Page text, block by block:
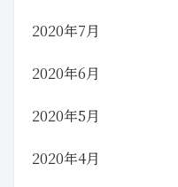
2020年7月
2020年6月
2020年5月
2020年4月